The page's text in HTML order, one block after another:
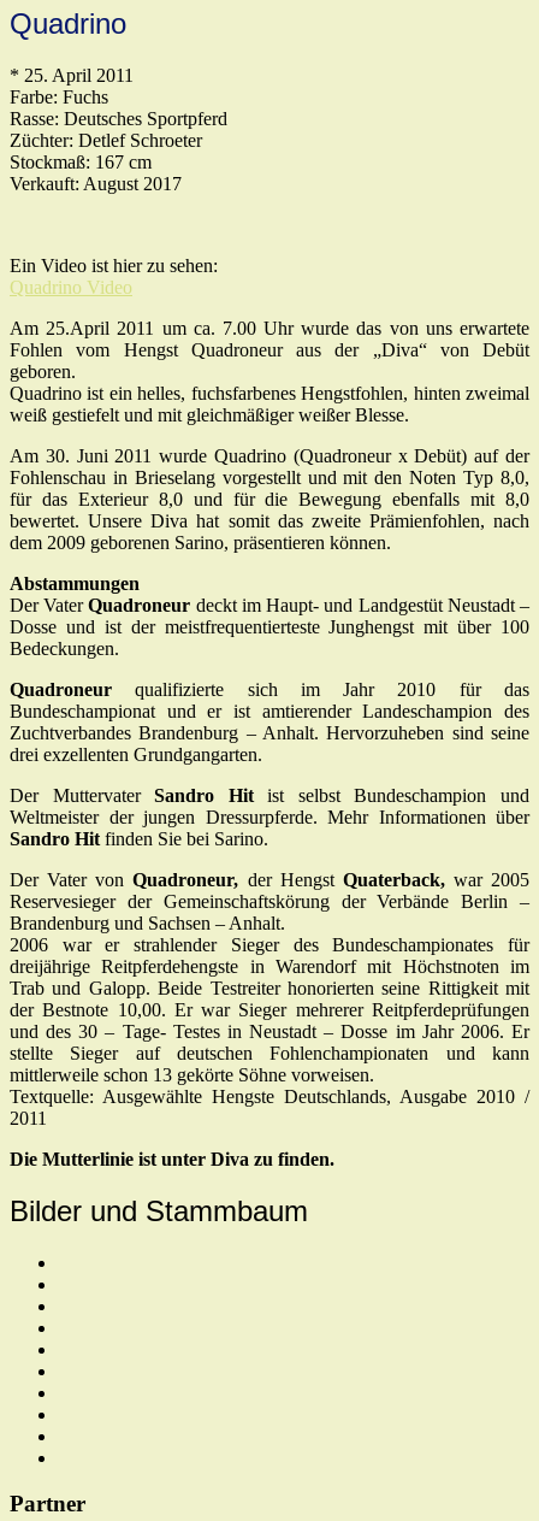
Quadrino
* 25. April 2011
Farbe: Fuchs
Rasse: Deutsches Sportpferd
Züchter: Detlef Schroeter
Stockmaß: 167 cm
Verkauft: August 2017
Ein Video ist hier zu sehen:
Quadrino Video
Am 25.April 2011 um ca. 7.00 Uhr wurde das von uns erwartete
Fohlen vom Hengst Quadroneur aus der „Diva“ von Debüt
geboren.
Quadrino ist ein helles, fuchsfarbenes Hengstfohlen, hinten zweimal
weiß gestiefelt und mit gleichmäßiger weißer Blesse.
Am 30. Juni 2011 wurde Quadrino (Quadroneur x Debüt) auf der
Fohlenschau in Brieselang vorgestellt und mit den Noten Typ 8,0,
für das Exterieur 8,0 und für die Bewegung ebenfalls mit 8,0
bewertet. Unsere Diva hat somit das zweite Prämienfohlen, nach
dem 2009 geborenen Sarino, präsentieren können.
Abstammungen
Der VaterQuadroneur deckt im Haupt- und Landgestüt Neustadt –
Dosse und ist der meistfrequentierteste Junghengst mit über 100
Bedeckungen.
Quadroneur qualifizierte sich im Jahr 2010 für das
Bundeschampionat und er ist amtierender Landeschampion des
Zuchtverbandes Brandenburg – Anhalt. Hervorzuheben sind seine
drei exzellenten Grundgangarten.
Der MuttervaterSandro Hitist selbst Bundeschampion und
Weltmeister der jungen Dressurpferde. Mehr Informationen über
Sandro Hit finden Sie bei Sarino.
Der Vater vonQuadroneur, der Hengst Quaterback,war 2005
Reservesieger der Gemeinschaftskörung der Verbände Berlin –
Brandenburg und Sachsen – Anhalt.
2006 war er strahlender Sieger des Bundeschampionates für
dreijährige Reitpferdehengste in Warendorf mit Höchstnoten im
Trab und Galopp. Beide Testreiter honorierten seine Rittigkeit mit
der Bestnote 10,00. Er war Sieger mehrerer Reitpferdeprüfungen
und des 30 – Tage- Testes in Neustadt – Dosse im Jahr 2006. Er
stellte Sieger auf deutschen Fohlenchampionaten und kann
mittlerweile schon 13 gekörte Söhne vorweisen.
Textquelle: Ausgewählte Hengste Deutschlands, Ausgabe 2010 /
2011
Die Mutterlinie ist unter Diva zu finden.
Bilder und Stammbaum
Partner